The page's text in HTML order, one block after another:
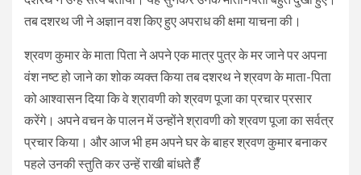
तब दशरथ जी ने अज्ञान वश किए हुए अपराध की क्षमा याचना की।
श्रवण कुमार के माता पिता ने अपने एक मात्र पुत्र के मर जाने पर अपना
वंश नष्ट हो जाने का शोक व्यक्त किया तब दशरथ ने श्रवण के माता-पिता
को आश्वासन दिया कि वे श्रावणी को श्रवण पूजा का प्रचार प्रसार
करेंगे। अपने वचन के पालन में उन्होंने श्रावणी को श्रवण पूजा का सर्वत्र
प्रचार किया। और आज भी हम अपने घर के बाहर श्रवण कुमार बनाकर
पहले उनकी स्तुति कर उन्हें राखी बांधते हैँ